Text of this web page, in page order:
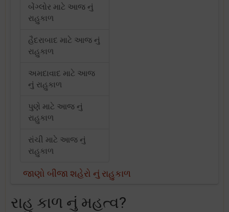
બેંગ્લોર માટે આજ નું
રાહુકાળ
હૈદરાબાદ માટે આજ નું
રાહુકાળ
અમદાવાદ માટે આજ
નું રાહુકાળ
પુણે માટે આજ નું
રાહુકાળ
રાંચી માટે આજ નું
રાહુકાળ
જાણો બીજા શહેરો નું રાહુકાળ
રાહુ કાળ નું મહત્વ?